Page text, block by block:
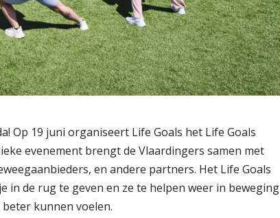
Op 19 juni organiseert Life Goals het Life Goals
evenement brengt de Vlaardingers samen met
en andere partners. Het Life Goals
in de rug te geven en ze te helpen weer in beweging
kunnen voelen.